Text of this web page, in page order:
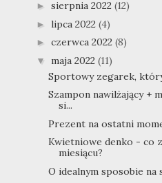
► sierpnia 2022 (12)
► lipca 2022 (4)
► czerwca 2022 (8)
▼ maja 2022 (11)
Sportowy zegarek,
Szampon nawilżający +
si...
Prezent na ostatni
Kwietniowe denko - co
miesiącu?
O idealnym sposobie na